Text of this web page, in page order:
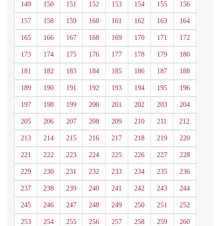
149 150 151 152 153 154 155 156
157 158 159 160 161 162 163 164
165 166 167 168 169 170 171 172
173 174 175 176 177 178 179 180
181 182 183 184 185 186 187 188
189 190 191 192 193 194 195 196
197 198 199 200 201 202 203 204
205 206 207 208 209 210 211 212
213 214 215 216 217 218 219 220
221 222 223 224 225 226 227 228
229 230 231 232 233 234 235 236
237 238 239 240 241 242 243 244
245 246 247 248 249 250 251 252
253 254 255 256 257 258 259 260